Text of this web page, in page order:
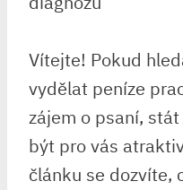
Vítejte! Pokud
vydělat peníze
zájem o psaní,
být pro vás
článku se dozvíte,